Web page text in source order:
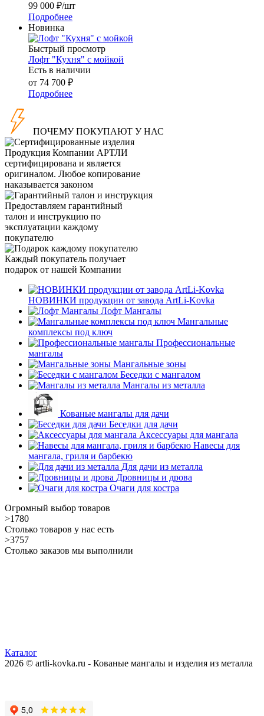
99 000 ₽/шт
Подробнее
Новинка
Быстрый просмотр
Лофт "Кухня" с мойкой
Есть в наличии
от 74 700 ₽
Подробнее
ПОЧЕМУ ПОКУПАЮТ У НАС
Продукция Компании АРТЛИ
сертифицирована и является
оригиналом. Любое копирование
наказывается законом
Предоставляем гарантийный
талон и инструкцию по
эксплуатации каждому
покупателю
Каждый покупатель получает
подарок от нашей Компании
НОВИНКИ продукции от завода ArtLi-Kovka
Лофт Мангалы
Мангальные
комплексы под ключ
Профессиональные
мангалы
Мангальные зоны
Беседки с мангалом
Мангалы из металла
Кованые мангалы для дачи
Беседки для дачи
Аксессуары для мангала
Навесы для
мангала, гриля и барбекю
Для дачи из металла
Дровницы и дрова
Очаги для костра
Огромный выбор товаров
>1780
Столько товаров у нас есть
>3757
Столько заказов мы выполнили
Каталог
2026 © artli-kovka.ru - Кованые мангалы и изделия из металла